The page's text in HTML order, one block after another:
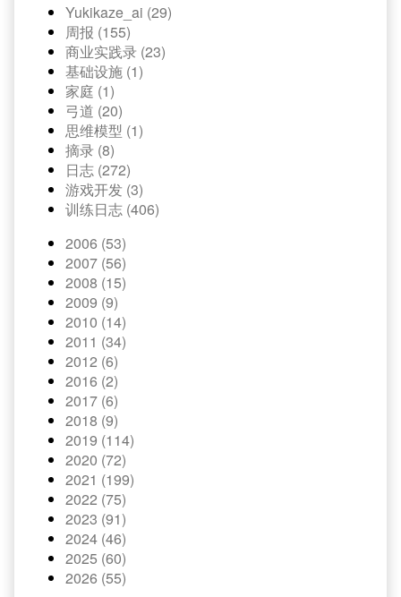
Yukikaze_ai (29)
周报 (155)
商业实践录 (23)
基础设施 (1)
家庭 (1)
弓道 (20)
思维模型 (1)
摘录 (8)
日志 (272)
游戏开发 (3)
训练日志 (406)
2006 (53)
2007 (56)
2008 (15)
2009 (9)
2010 (14)
2011 (34)
2012 (6)
2016 (2)
2017 (6)
2018 (9)
2019 (114)
2020 (72)
2021 (199)
2022 (75)
2023 (91)
2024 (46)
2025 (60)
2026 (55)